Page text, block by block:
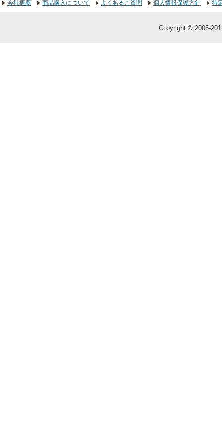
会社概要 商品購入について よくあるご質問 個人情報保護方針 特
Copyright © 2005-